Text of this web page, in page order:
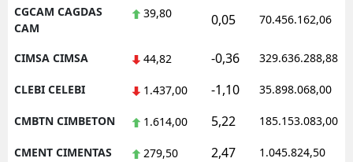
CGCAM CAGDAS
CAM
39,80 0,05 70.456.162,06
CIMSA CIMSA 44,82 -0,36 329.636.288,88
CLEBI CELEBI 1.437,00 -1,10 35.898.068,00
CMBTN CIMBETON 1.614,00 5,22 185.153.083,00
CMENT CIMENTAS 279,50 2,47 1.045.824,50